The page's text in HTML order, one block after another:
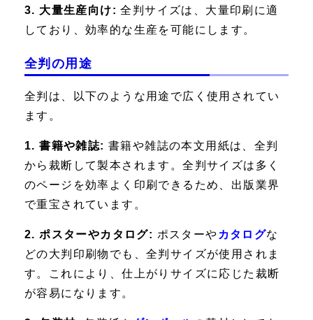
3. 大量生産向け: 全判サイズは、大量印刷に適
しており、効率的な生産を可能にします。
全判の用途
全判は、以下のような用途で広く使用されてい
ます。
1. 書籍や雑誌: 書籍や雑誌の本文用紙は、全判
から裁断して製本されます。全判サイズは多く
のページを効率よく印刷できるため、出版業界
で重宝されています。
2. ポスターやカタログ: ポスターや カタログな
どの大判印刷物でも、全判サイズが使用されま
す。これにより、仕上がりサイズに応じた裁断
が容易になります。